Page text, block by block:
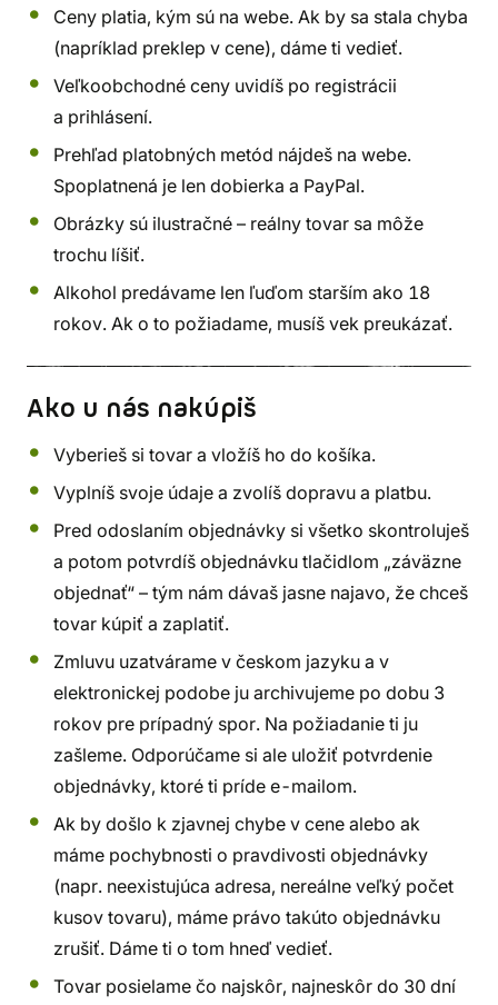
Ceny platia, kým sú na webe. Ak by sa stala chyba
(napríklad preklep v cene), dáme ti vedieť.
Veľkoobchodné ceny uvidíš po registrácii
a prihlásení.
Prehľad platobných metód nájdeš na webe.
Spoplatnená je len dobierka a PayPal.
Obrázky sú ilustračné – reálny tovar sa môže
trochu líšiť.
Alkohol predávame len ľuďom starším ako 18
rokov. Ak o to požiadame, musíš vek preukázať.
Ako u nás nakúpiš
Vyberieš si tovar a vložíš ho do košíka.
Vyplníš svoje údaje a zvolíš dopravu a platbu.
Pred odoslaním objednávky si všetko skontroluješ
a potom potvrdíš objednávku tlačidlom „záväzne
objednať“ – tým nám dávaš jasne najavo, že chceš
tovar kúpiť a zaplatiť.
Zmluvu uzatvárame v českom jazyku a v
elektronickej podobe ju archivujeme po dobu 3
rokov pre prípadný spor. Na požiadanie ti ju
zašleme. Odporúčame si ale uložiť potvrdenie
objednávky, ktoré ti príde e-mailom.
Ak by došlo k zjavnej chybe v cene alebo ak
máme pochybnosti o pravdivosti objednávky
(napr. neexistujúca adresa, nereálne veľký počet
kusov tovaru), máme právo takúto objednávku
zrušiť. Dáme ti o tom hneď vedieť.
Tovar posielame čo najskôr, najneskôr do 30 dní